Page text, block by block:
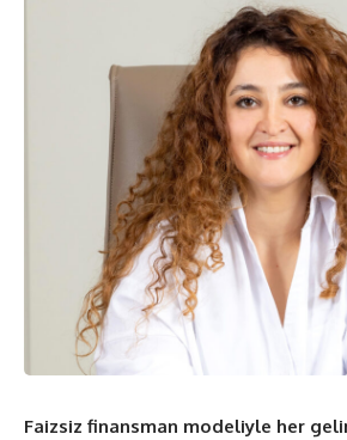
Faizsiz finansman modeliyle her